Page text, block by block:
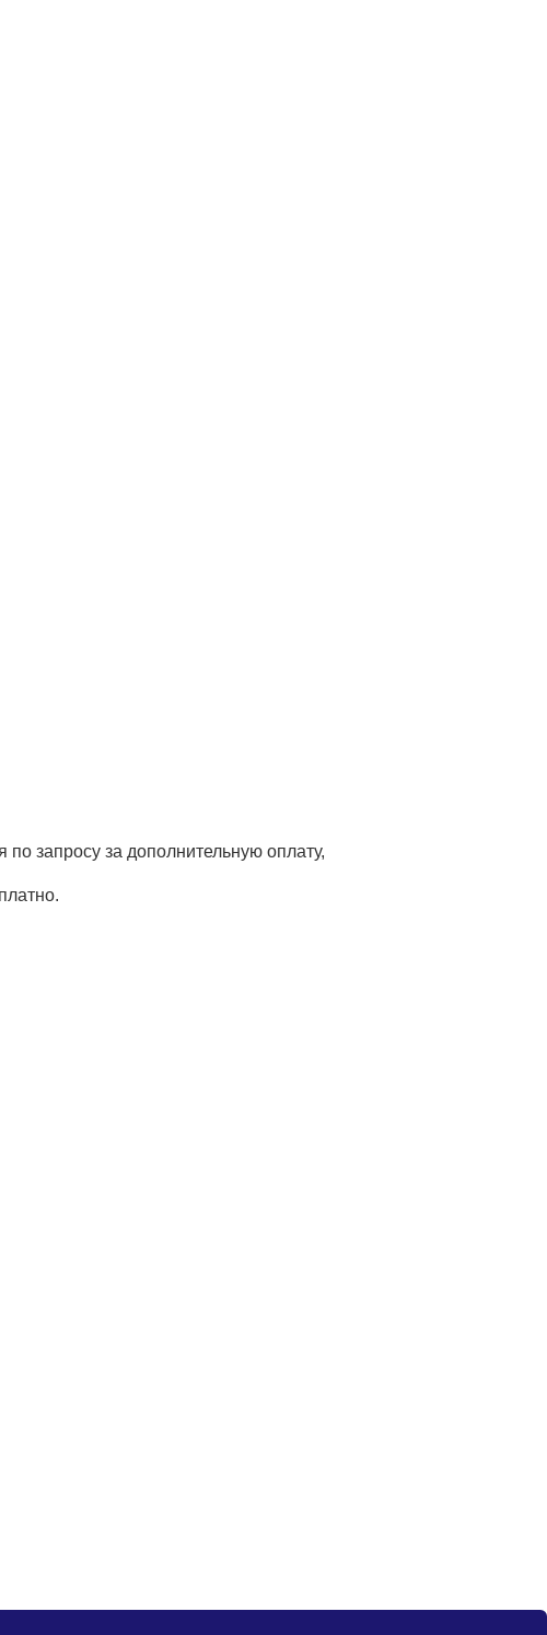
по запросу за дополнительную оплату,